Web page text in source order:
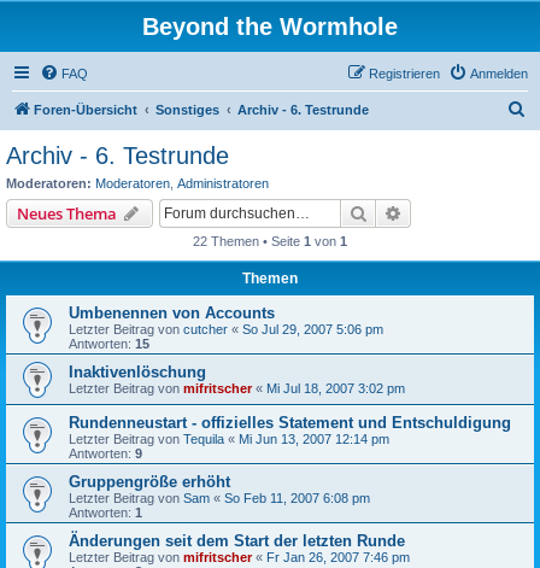
Beyond the Wormhole
FAQ Anmelden
Registrieren
Foren-Übersicht Sonstiges Archiv - 6. Testrunde
Archiv - 6. Testrunde
Moderatoren: Moderatoren Administratoren
Neues Thema Suche
22 Themen • Seite 1 von 1
Themen
Umbenennen von Accounts
Letzter Beitrag von cutcher « So Jul 29, 2007 5:06 pm
Antworten: 15
Inaktivenlöschung
Letzter Beitrag von mifritscher« Mi Jul 18, 2007 3:02 pm
Rundenneustart - offizielles Statement und Entschuldigung
Letzter Beitrag von Tequila « Mi Jun 13, 2007 12:14 pm
Antworten: 9
Gruppengröße erhöht
Letzter Beitrag von Sam « So Feb 11, 2007 6:08 pm
Antworten: 1
Änderungen seit dem Start der letzten Runde
Letzter Beitrag von mifritscher« Fr Jan 26, 2007 7:46 pm